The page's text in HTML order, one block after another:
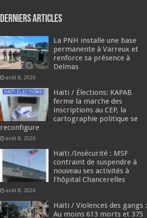
Derniers articles
La PNH installe une base
permanente à Varreux et
renforce sa présence à
Delmas
août 8, 2026
Haïti / Élections: KAPAB
ferme la marche des
inscriptions au CEP, la
cartographie politique se
reconfigure
août 8, 2026
Haïti /Insécurité : MSF
contraint de suspendre à
nouveau ses activités à
l’hôpital Chancerelles
août 8, 2026
Haïti / Violences des gangs :
Au moins 613 morts et 375